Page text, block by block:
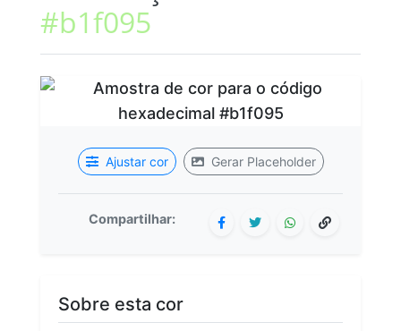
#b1f095
Ajustar cor Gerar Placeholder
Compartilhar:
Sobre esta cor